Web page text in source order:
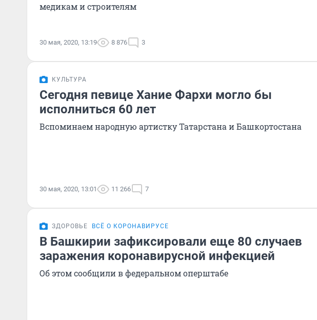
медикам и строителям
30 мая, 2020, 13:19 8 876 3
КУЛЬТУРА
Сегодня певице Хание Фархи могло бы
исполниться 60 лет
Вспоминаем народную артистку Татарстана и Башкортостана
30 мая, 2020, 13:01 11 266 7
ЗДОРОВЬЕ ВСЁ О КОРОНАВИРУСЕ
В Башкирии зафиксировали еще 80 случаев
заражения коронавирусной инфекцией
Об этом сообщили в федеральном оперштабе